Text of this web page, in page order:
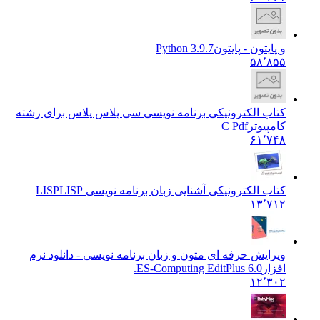
و پایتون - پایتونPython 3.9.7
۵۸٬۸۵۵
کتاب الکترونیکی برنامه نویسی سی پلاس پلاس برای رشته
کامپیوترC Pdf
۶۱٬۷۴۸
کتاب الکترونیکی آشنایی زبان برنامه نویسی LISPLISP
۱۳٬۷۱۲
ویرایش حرفه ای متون و زبان برنامه نویسی - دانلود نرم
ES-Computing EditPlus 6.0.
۱۲٬۳۰۲